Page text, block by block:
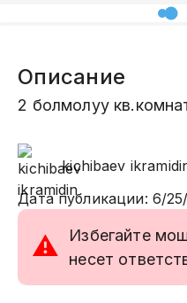
Описание
2 болмолуу
kichibaev
Дата публикации: 6/
⚠
Избегайте
несет